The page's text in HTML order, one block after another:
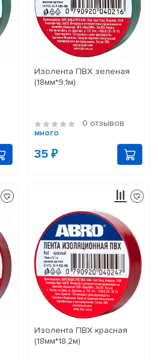
Изолента ПВХ зеленая
(18мм*9,1м)
0 отзывов
много
35 ₽
Изолента ПВХ красная
(18мм*18,2м)